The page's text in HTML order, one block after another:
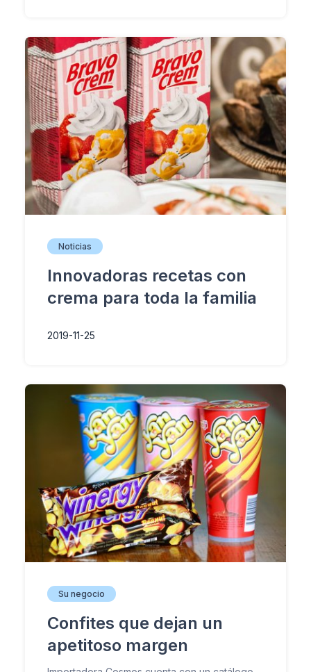
Noticias
Innovadoras recetas con
crema para toda la familia
2019-11-25
Su negocio
Confites que dejan un
apetitoso margen